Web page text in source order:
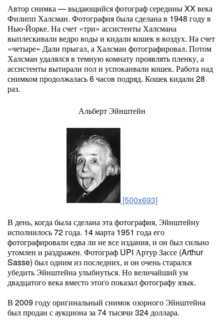
Автор снимка — выдающийся фотограф середины XX века
Филипп Халсман. Фотография была сделана в 1948 году в
Нью-Йорке. На счет «три» ассистенты Халсмана
выплескивали ведро воды и кидали кошек в воздух. На счет
«четыре» Дали прыгал, а Халсман фотографировал. Потом
Халсман удалялся в темную комнату проявлять пленку, а
ассистенты вытирали пол и успокаивали кошек. Работа над
снимком продолжалась 6 часов подряд. Кошек кидали 28
раз.
Альберт Эйнштейн
[500x693]
В день, когда была сделана эта фотография, Эйнштейну
исполнилось 72 года. 14 марта 1951 года его
фотографировали едва ли не все издания, и он был сильно
утомлен и раздражен. Фотограф UPI Артур Зассе (Arthur
Sasse) был одним из последних, и он очень старался
убедить Эйнштейна улыбнуться. Но величайший ум
двадцатого века вместо этого показал фотографу язык.
В 2009 году оригинальный снимок озорного Эйнштейна
был продан с аукциона за 74 тысячи 324 доллара.